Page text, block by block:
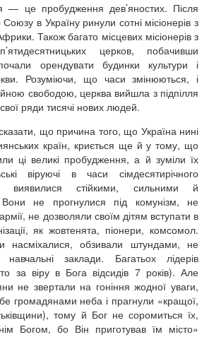
— це пробудження дев’яностих. Після
в Україну ринули сотні місіонерів з
Також багато місцевих місіонерів з
церков, побачивши
орендувати будинки культури і
Розуміючи, що часи змінюються, і
свободою, церква вийшла з підпілля
ряди тисячі нових людей.
що причина того, що Україна нині
країн, криється ще й у тому, що
ці великі пробудження, а й зуміли їх
віруючі в часи сімдесятирічного
виявилися стійкими, сильними й
Вони не прогнулися під комунізм, не
не дозволяли своїм дітям вступати в
як жовтенята, піонери, комсомол.
обзивали штундами, не
заклади. Багатьох лідерів
за віру в Бога відсидів 7 років). Але
не звертали на гоніння жодної уваги,
громадянами неба і прагнули «кращої,
тому й Бог не соромиться їх,
Богом, бо Він приготував їм місто»